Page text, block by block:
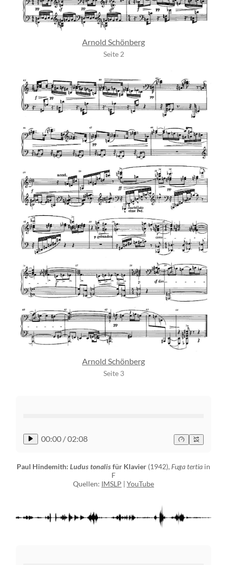
Arnold Schönberg
Seite 2
Arnold Schönberg
Seite 3
00:00 /02:08
Paul Hindemith: Ludus tonalisfür Klavier (1942), Fuga tertia in
F
Quellen: IMSLP YouTube